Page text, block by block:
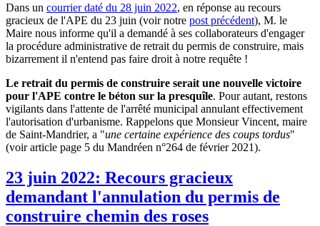
Dans un courrier daté du 28 juin 2022, en réponse au recours
gracieux de l'APE du 23 juin (voir notre post précédent), M. le
Maire nous informe qu'il a demandé à ses collaborateurs d'engager
la procédure administrative de retrait du permis de construire, mais
bizarrement il n'entend pas faire droit à notre requête !
Le retrait du permis de construire serait une nouvelle victoire
pour l'APE contre le béton sur la presquîle. Pour autant, restons
vigilants dans l'attente de l'arrêté municipal annulant effectivement
l'autorisation d'urbanisme. Rappelons que Monsieur Vincent, maire
de Saint-Mandrier, a "une certaine expérience des coups tordus"
(voir article page 5 du Mandréen n°264 de février 2021).
23 juin 2022: Recours gracieux
demandant l'annulation du permis de
construire chemin des roses